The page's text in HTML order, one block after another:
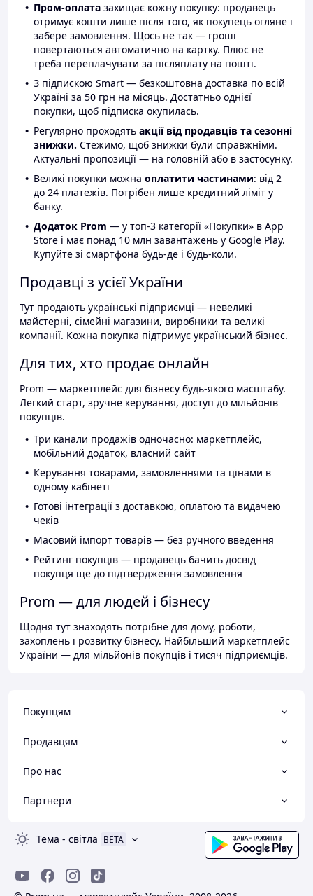
Пром-оплата захищає кожну покупку: продавець
отримує кошти лише після того, як покупець огляне і
забере замовлення. Щось не так — гроші
повертаються автоматично на картку. Плюс не
треба переплачувати за післяплату на пошті.
З підпискою Smart — безкоштовна доставка по всій
Україні за 50 грн на місяць. Достатньо однієї
покупки, щоб підписка окупилась.
Регулярно проходять акції від продавців та сезонні
знижки. Стежимо, щоб знижки були справжніми.
Актуальні пропозиції — на головній або в застосунку.
Великі покупки можна оплатити частинами: від 2
до 24 платежів. Потрібен лише кредитний ліміт у
банку.
Додаток Prom — у топ-3 категорії «Покупки» в App
Store і має понад 10 млн завантажень у Google Play.
Купуйте зі смартфона будь-де і будь-коли.
Продавці з усієї України
Тут продають українські підприємці — невеликі
майстерні, сімейні магазини, виробники та великі
компанії. Кожна покупка підтримує український бізнес.
Для тих, хто продає онлайн
Prom — маркетплейс для бізнесу будь-якого масштабу.
Легкий старт, зручне керування, доступ до мільйонів
покупців.
Три канали продажів одночасно: маркетплейс,
мобільний додаток, власний сайт
Керування товарами, замовленнями та цінами в
одному кабінеті
Готові інтеграції з доставкою, оплатою та видачею
чеків
Масовий імпорт товарів — без ручного введення
Рейтинг покупців — продавець бачить досвід
покупця ще до підтвердження замовлення
Prom — для людей і бізнесу
Щодня тут знаходять потрібне для дому, роботи,
захоплень і розвитку бізнесу. Найбільший маркетплейс
України — для мільйонів покупців і тисяч підприємців.
Покупцям
Продавцям
Про нас
Партнери
Тема - світла BETA